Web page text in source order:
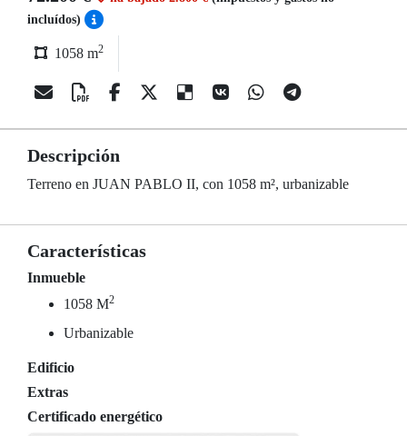
incluídos)
1058 m2
Descripción
Terreno en JUAN PABLO II, con 1058 m², urbanizable
Características
Inmueble
1058 M2
Urbanizable
Edificio
Extras
Certificado energético